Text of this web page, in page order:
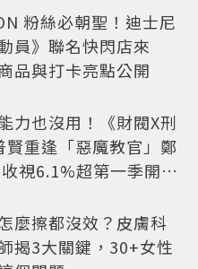
粉絲必朝聖！迪士尼
員》聯名快閃店來
品與打卡亮點公開
力也沒用！《財閥X刑
賢重逢「惡魔教官」鄭
視6.1%超第一季開紅
麼擦都沒效？皮膚科
揭3大關鍵，30+女性